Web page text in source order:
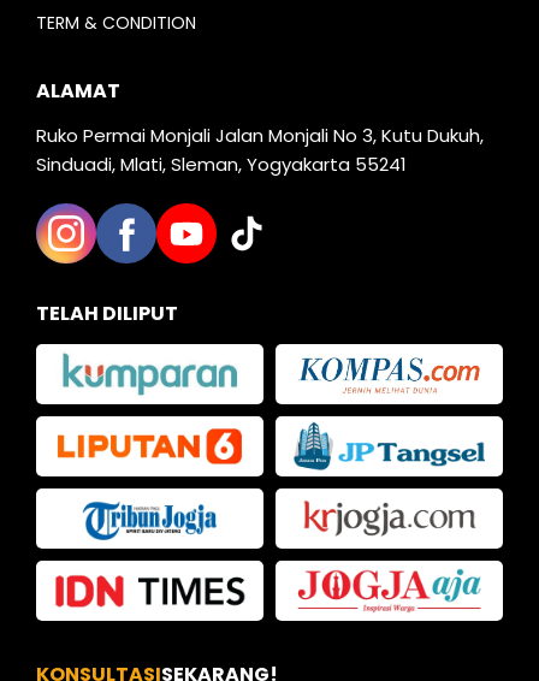
TERM & CONDITION
ALAMAT
Ruko Permai Monjali Jalan Monjali No 3, Kutu Dukuh,
Sinduadi, Mlati, Sleman, Yogyakarta 55241
TELAH DILIPUT
KONSULTASISEKARANG!